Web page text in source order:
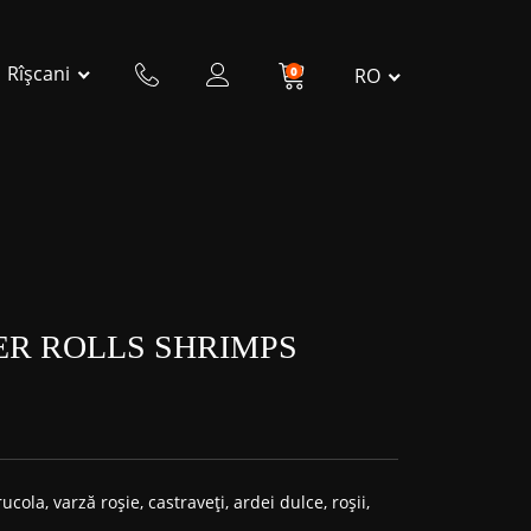
Rîșcani 0 RO
ROLLS SHRIMPS
varză roșie, castraveți, ardei dulce, roșii,